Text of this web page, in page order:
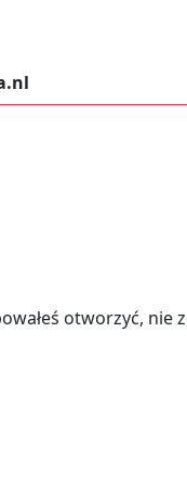
otworzyć, nie